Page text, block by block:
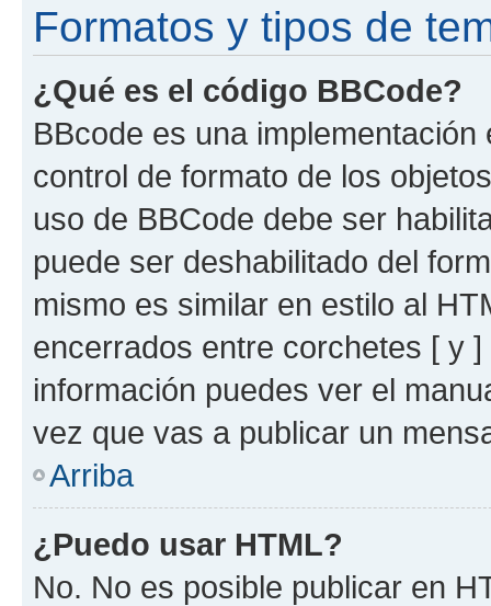
Formatos y tipos de
¿Qué es el código BBCode?
BBcode es una
control de formato de los
uso de BBCode debe ser
puede ser deshabilitado del
mismo es similar en estilo al
encerrados entre corchetes [ y
información puedes ver el
vez que vas a publicar un
Arriba
¿Puedo usar HTML?
No. No es posible publicar en